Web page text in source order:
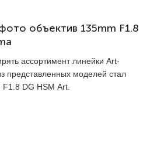
объектив 135mm F1.8
ассортимент линейки Art-
представленных моделей стал
DG HSM Art.